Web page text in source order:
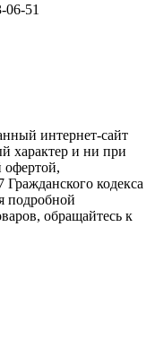
06-51
интернет-сайт
характер и ни при
офертой,
кодекса
подробной
обращайтесь к